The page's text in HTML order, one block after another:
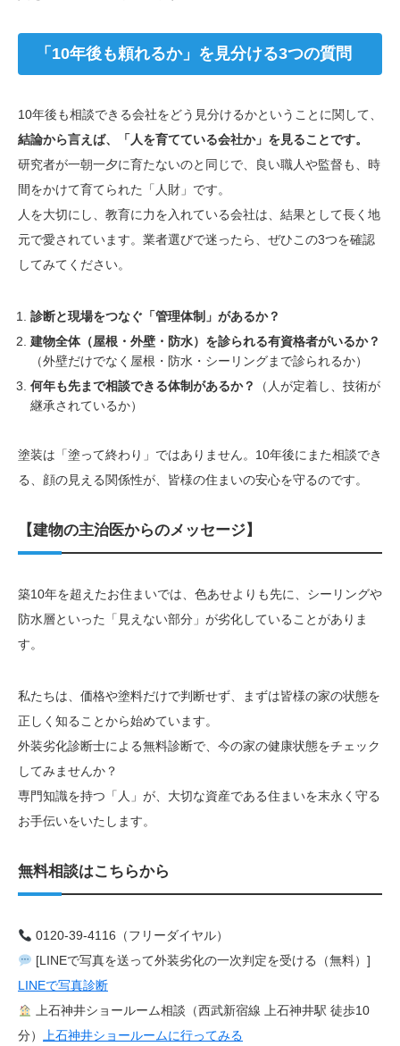
「10年後も頼れるか」を見分ける3つの質問
10年後も相談できる会社をどう見分けるかということに関して、
結論から言えば、「人を育てている会社か」を見ることです。
研究者が一朝一夕に育たないのと同じで、良い職人や監督も、時
間をかけて育てられた「人財」です。
人を大切にし、教育に力を入れている会社は、結果として長く地
元で愛されています。業者選びで迷ったら、ぜひこの3つを確認
してみてください。
診断と現場をつなぐ「管理体制」があるか？
建物全体（屋根・外壁・防水）を診られる有資格者がいるか？
（外壁だけでなく屋根・防水・シーリングまで診られるか）
何年も先まで相談できる体制があるか？
（人が定着し、技術が
継承されているか）
塗装は「塗って終わり」ではありません。10年後にまた相談でき
る、顔の見える関係性が、皆様の住まいの安心を守るのです。
【建物の主治医からのメッセージ】
築10年を超えたお住まいでは、色あせよりも先に、シーリングや
防水層といった「見えない部分」が劣化していることがありま
す。
私たちは、価格や塗料だけで判断せず、まずは皆様の家の状態を
正しく知ることから始めています。
外装劣化診断士による無料診断で、今の家の健康状態をチェック
してみませんか？
専門知識を持つ「人」が、大切な資産である住まいを末永く守る
お手伝いをいたします。
無料相談はこちらから
0120-39-4116（フリーダイヤル）
[LINEで写真を送って外装劣化の一次判定を受ける（無料）]
LINEで写真診断
上石神井ショールーム相談（西武新宿線 上石神井駅 徒歩10
分） 上石神井ショールームに行ってみる